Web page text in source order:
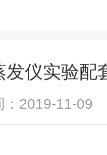
发仪实验配
：2019-11-